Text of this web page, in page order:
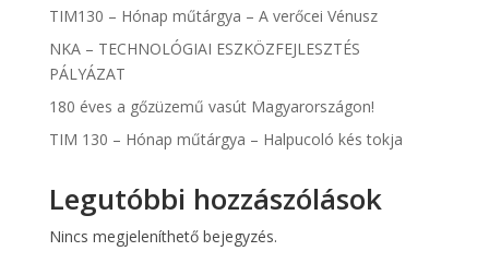
TIM130 – Hónap műtárgya – A verőcei Vénusz
NKA – TECHNOLÓGIAI ESZKÖZFEJLESZTÉS
PÁLYÁZAT
180 éves a gőzüzemű vasút Magyarországon!
TIM 130 – Hónap műtárgya – Halpucoló kés tokja
Legutóbbi hozzászólások
Nincs megjeleníthető bejegyzés.